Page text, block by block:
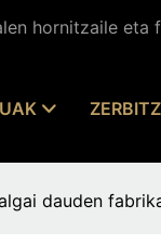
hornitzaile
dauden